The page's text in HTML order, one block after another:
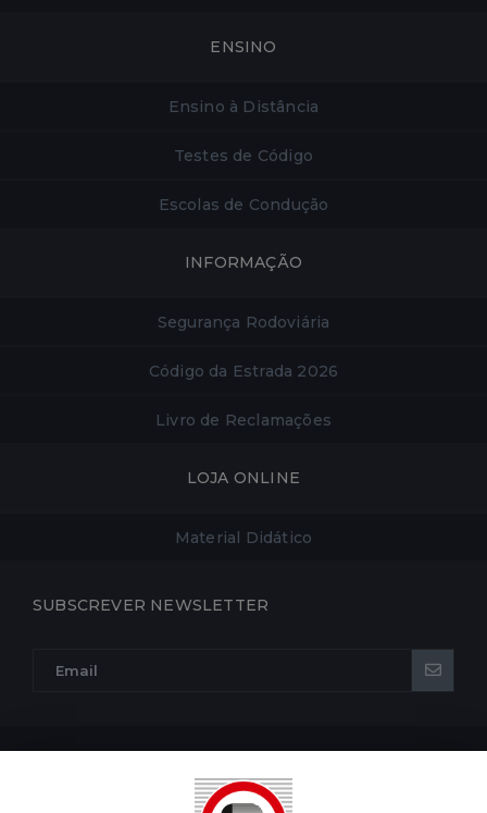
ENSINO
Ensino à Distância
Testes de Código
Escolas de Condução
INFORMAÇÃO
Segurança Rodoviária
Código da Estrada 2026
Livro de Reclamações
LOJA ONLINE
Material Didático
SUBSCREVER NEWSLETTER